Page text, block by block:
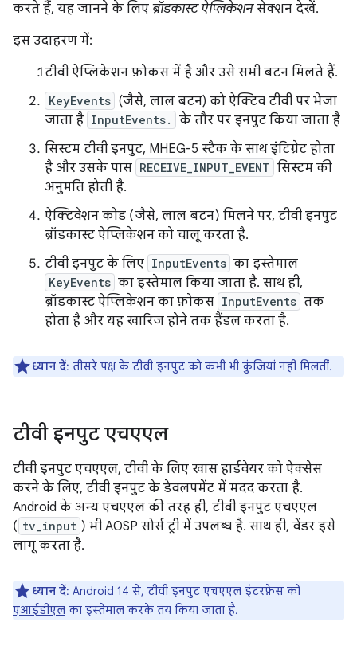
करते हैं, यह जानने के लिए ब्रॉडकास्ट ऐप्लिकेशनसेक्शन देखें.
इस उदाहरण में:
टीवी ऐप्लिकेशन फ़ोकस में है और उसे सभी बटन मिलते हैं.
KeyEvents (जैसे, लाल बटन) को ऐक्टिव टीवी पर भेजा
जाता है InputEvents.
के तौर पर इनपुट किया जाता है
सिस्टम टीवी इनपुट, MHEG-5 स्टैक के साथ इंटिग्रेट होता
है और उसके पास RECEIVE_INPUT_EVENT सिस्टम की
अनुमति होती है.
ऐक्टिवेशन कोड (जैसे, लाल बटन) मिलने पर, टीवी इनपुट
ब्रॉडकास्ट ऐप्लिकेशन को चालू करता है.
टीवी इनपुट के लिए InputEvents का इस्तेमाल
KeyEvents का इस्तेमाल किया जाता है. साथ ही,
ब्रॉडकास्ट ऐप्लिकेशन का फ़ोकस InputEvents तक
होता है और यह खारिज होने तक हैंडल करता है.
ध्यान दें: तीसरे पक्ष के टीवी इनपुट को कभी भी कुंजियां नहीं मिलतीं.
टीवी इनपुट एचएएल
टीवी इनपुट एचएएल, टीवी के लिए खास हार्डवेयर को ऐक्सेस
करने के लिए, टीवी इनपुट के डेवलपमेंट में मदद करता है.
Android के अन्य एचएएल की तरह ही, टीवी इनपुट एचएएल
( tv_input ) भी AOSP सोर्स ट्री में उपलब्ध है. साथ ही, वेंडर इसे
लागू करता है.
ध्यान दें: Android 14 से, टीवी इनपुट एचएएल इंटरफ़ेस को
एआईडीएल का इस्तेमाल करके तय किया जाता है.